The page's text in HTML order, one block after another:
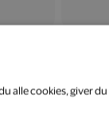
alle cookies, giver